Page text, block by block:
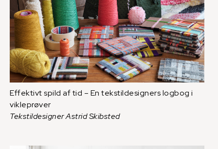
Effektivt spild af tid – En tekstildesigners logbog i
vikleprøver
Tekstildesigner Astrid Skibsted